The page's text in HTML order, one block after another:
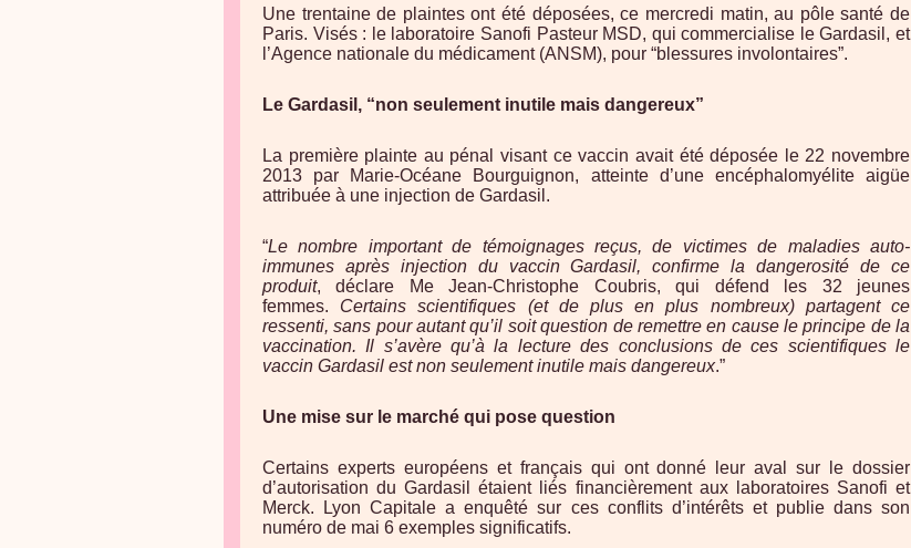
Une trentaine de plaintes ont été déposées, ce mercredi matin, au pôle santé de
Paris. Visés : le laboratoire Sanofi Pasteur MSD, qui commercialise le Gardasil, et
l’Agence nationale du médicament (ANSM), pour “blessures involontaires”.
Le Gardasil, “non seulement inutile mais dangereux”
La première plainte au pénal visant ce vaccin avait été déposée le 22 novembre
2013 par Marie-Océane Bourguignon, atteinte d’une encéphalomyélite aigüe
attribuée à une injection de Gardasil.
“Le nombre important de témoignages reçus, de victimes de maladies auto-
immunes après injection du vaccin Gardasil, confirme la dangerosité de ce
produit, déclare Me Jean-Christophe Coubris, qui défend les 32 jeunes
femmes. Certains scientifiques (et de plus en plus nombreux) partagent ce
ressenti, sans pour autant qu’il soit question de remettre en cause le principe de la
vaccination. Il s’avère qu’à la lecture des conclusions de ces scientifiques le
vaccin Gardasil est non seulement inutile mais dangereux.”
Une mise sur le marché qui pose question
Certains experts européens et français qui ont donné leur aval sur le dossier
d’autorisation du Gardasil étaient liés financièrement aux laboratoires Sanofi et
Merck. Lyon Capitale a enquêté sur ces conflits d’intérêts et publie dans son
numéro de mai 6 exemples significatifs.